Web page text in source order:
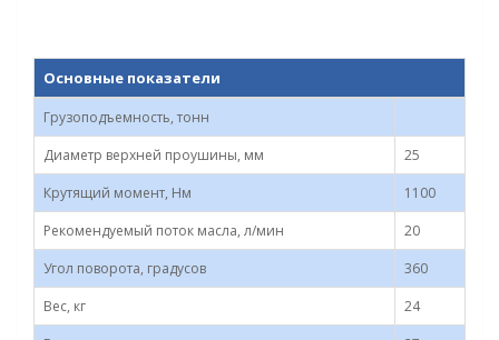
Основные показатели
Грузоподъемность, тонн
Диаметр верхней проушины, мм
25
Крутящий момент, Нм
1100
Рекомендуемый поток масла, л/мин
20
Угол поворота, градусов
360
Вес, кг
24